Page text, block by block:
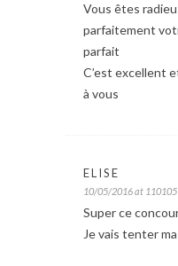
Vous êtes
parfaitement
parfait
C’est excellent
à vous
ELISE
10/05/2016 at 110105
Super ce
Je vais tenter